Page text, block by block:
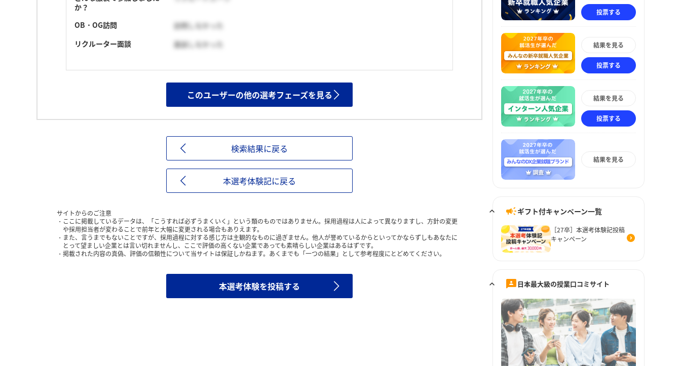
か？
OB・OG訪問
訪問しなかった
リクルーター面談
面談しなかった
このユーザーの他の選考フェーズを見る
検索結果に戻る
本選考体験記に戻る
サイトからのご注意
ここに掲載しているデータは、「こうすれば必ずうまくいく」という類のものではありません。採用過程は人によって異なりますし、方針の変更
や採用担当者が変わることで前年と大幅に変更される場合もありえます。
また、言うまでもないことですが、採用過程に対する感じ方は主観的なものに過ぎません。他人が誉めているからといってかならずしもあなたに
とって望ましい企業とは言い切れませんし、ここで評価の高くない企業であっても素晴らしい企業はあるはずです。
掲載された内容の真偽、評価の信頼性について当サイトは保証しかねます。あくまでも「一つの結果」として参考程度にとどめてください。
本選考体験を投稿する
投票する
結果を見る
投票する
結果を見る
投票する
結果を見る
ギフト付キャンペーン一覧
［27卒］本選考体験記投稿
キャンペーン
日本最大級の授業口コミサイト